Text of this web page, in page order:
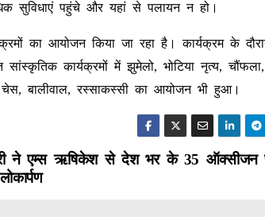
सुविधाएं पहुंचे और यहां से पलायन न हो।
का आयोजन किया जा रहा है। कार्यक्रम के
कार्यक्रमों में झुमेलो, भोटिया नृत्य,
बालीवाल, रस्साकस्सी का आयोजन भी हुआ।
ने एम्स ऋषिकेश से देश भर के 35 ऑक्सीजन